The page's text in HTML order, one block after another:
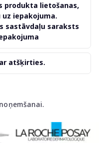
produkta lietošanas,
iepakojuma.
sastāvdaļu saraksts
atšķirties.